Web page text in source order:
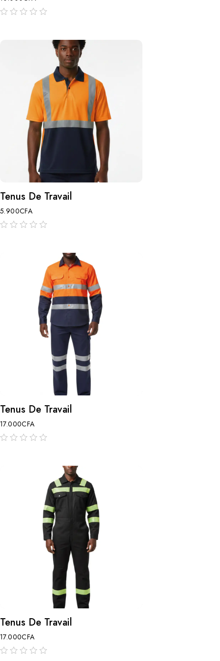
Tenus De Travail
5.900CFA
Tenus De Travail
17.000CFA
Tenus De Travail
17.000CFA